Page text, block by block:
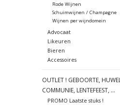
Rode Wijnen
Schuimwijnen / Champagne
Wijnen per wijndomein
Advocaat
Likeuren
Bieren
Accessoires
OUTLET ! GEBOORTE,
COMMUNIE, LENTEFEEST, ...
PROMO Laatste stuks !